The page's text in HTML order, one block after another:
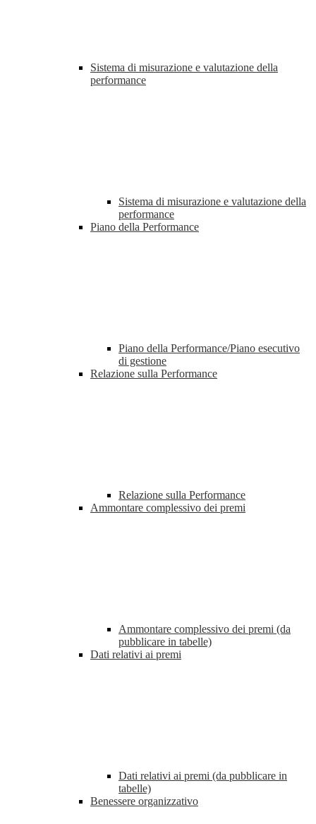
Sistema di misurazione e valutazione della
performance
Sistema di misurazione e valutazione della
performance
Piano della Performance
Piano della Performance/Piano esecutivo
di gestione
Relazione sulla Performance
Relazione sulla Performance
Ammontare complessivo dei premi
Ammontare complessivo dei premi (da
pubblicare in tabelle)
Dati relativi ai premi
Dati relativi ai premi (da pubblicare in
tabelle)
Benessere organizzativo